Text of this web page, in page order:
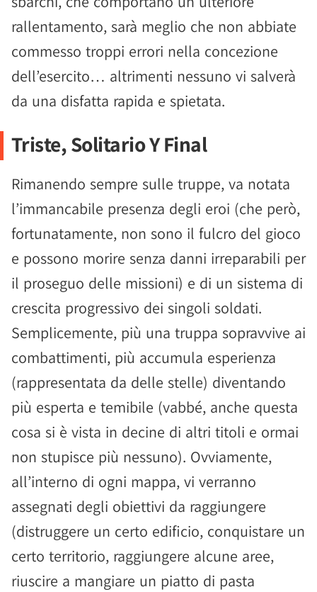
rallentamento, sarà meglio che non abbiate
commesso troppi errori nella concezione
dell’esercito… altrimenti nessuno vi salverà
da una disfatta rapida e spietata.
Triste, Solitario Y Final
Rimanendo sempre sulle truppe, va notata
l’immancabile presenza degli eroi (che però,
fortunatamente, non sono il fulcro del gioco
e possono morire senza danni irreparabili per
il proseguo delle missioni) e di un sistema di
crescita progressivo dei singoli soldati.
Semplicemente, più una truppa sopravvive ai
combattimenti, più accumula esperienza
(rappresentata da delle stelle) diventando
più esperta e temibile (vabbé, anche questa
cosa si è vista in decine di altri titoli e ormai
non stupisce più nessuno). Ovviamente,
all’interno di ogni mappa, vi verranno
assegnati degli obiettivi da raggiungere
(distruggere un certo edificio, conquistare un
certo territorio, raggiungere alcune aree,
riuscire a mangiare un piatto di pasta